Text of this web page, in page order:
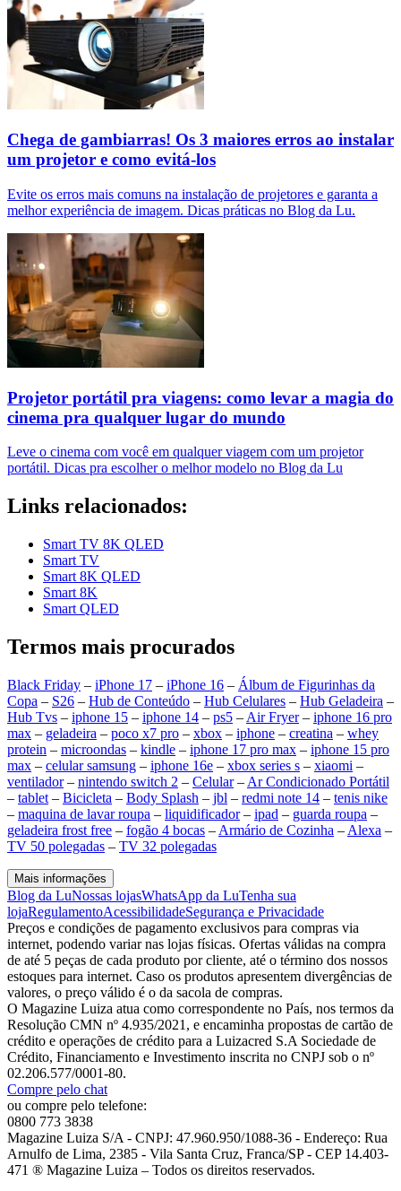
Chega de gambiarras! Os 3 maiores erros ao instalar
um projetor e como evitá-los
Evite os erros mais comuns na instalação de projetores e garanta a
melhor experiência de imagem. Dicas práticas no Blog da Lu.
Projetor portátil pra viagens: como levar a magia do
cinema pra qualquer lugar do mundo
Leve o cinema com você em qualquer viagem com um projetor
portátil. Dicas pra escolher o melhor modelo no Blog da Lu
Links relacionados:
Smart TV 8K QLED
Smart TV
Smart 8K QLED
Smart 8K
Smart QLED
Termos mais procurados
Black Friday – iPhone 17 – iPhone 16 – Álbum de Figurinhas da
Copa – S26 – Hub de Conteúdo – Hub Celulares – Hub Geladeira –
Hub Tvs – iphone 15 – iphone 14 – ps5 – Air Fryer– iphone 16 pro
max – geladeira – poco x7 pro – xbox – iphone – creatina – whey
protein – microondas – kindle – iphone 17 pro max – iphone 15 pro
max – celular samsung – iphone 16e – xbox series s – xiaomi –
ventilador– nintendo switch 2 – Celular– Ar Condicionado Portátil
– tablet – Bicicleta – Body Splash – jbl – redmi note 14 – tenis nike
– maquina de lavar roupa – liquidificador– ipad – guarda roupa –
geladeira frost free – fogão 4 bocas – Armário de Cozinha – Alexa –
TV 50 polegadas – TV 32 polegadas
Mais informações
Blog da LuNossas lojasWhatsApp da LuTenha sua
lojaRegulamentoAcessibilidadeSegurança e Privacidade
Preços e condições de pagamento exclusivos para compras via
internet, podendo variar nas lojas físicas. Ofertas válidas na compra
de até 5 peças de cada produto por cliente, até o término dos nossos
estoques para internet. Caso os produtos apresentem divergências de
valores, o preço válido é o da sacola de compras.
O Magazine Luiza atua como correspondente no País, nos termos da
Resolução CMN nº 4.935/2021, e encaminha propostas de cartão de
crédito e operações de crédito para a Luizacred S.A Sociedade de
Crédito, Financiamento e Investimento inscrita no CNPJ sob o nº
02.206.577/0001-80.
Compre pelo chat
ou compre pelo telefone:
0800 773 3838
Magazine Luiza S/A - CNPJ: 47.960.950/1088-36 - Endereço: Rua
Arnulfo de Lima, 2385 - Vila Santa Cruz, Franca/SP - CEP 14.403-
471 ® Magazine Luiza – Todos os direitos reservados.